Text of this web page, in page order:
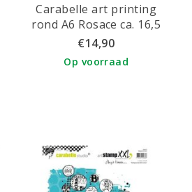
Carabelle art printing
rond A6 Rosace ca. 16,5
cm.
€14,90
Op voorraad